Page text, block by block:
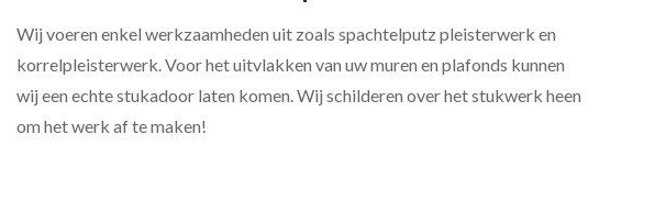
Wij voeren enkel werkzaamheden uit zoals spachtelputz pleisterwerk en
korrelpleisterwerk. Voor het uitvlakken van uw muren en plafonds kunnen
wij een echte stukadoor laten komen. Wij schilderen over het stukwerk heen
om het werk af te maken!